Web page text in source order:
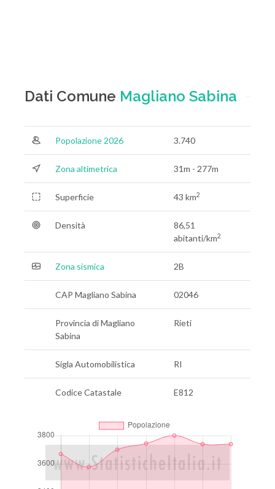
Dati Comune Magliano Sabina
Popolazione 2026 3.740
Zona altimetrica 31m - 277m
Superficie 43 km2
Densità
86,51
abitanti/km2
Zona sismica 2B
CAP Magliano Sabina 02046
Provincia di Magliano
Sabina
Rieti
Sigla Automobilistica RI
Codice Catastale E812